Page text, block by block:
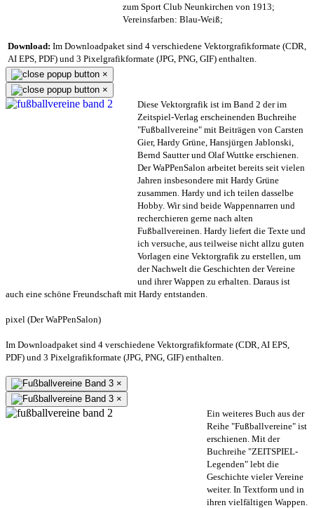
zum Sport Club Neunkirchen von 1913;
Vereinsfarben: Blau-Weiß;
Download: Im Downloadpaket sind 4 verschiedene Vektorgrafikformate (CDR,
AI EPS, PDF) und 3 Pixelgrafikformate (JPG, PNG, GIF) enthalten.
×
×
Diese Vektorgrafik ist im Band 2 der im
Zeitspiel-Verlag erscheinenden Buchreihe
"Fußballvereine" mit Beiträgen von Carsten
Gier, Hardy Grüne, Hansjürgen Jablonski,
Bernd Sautter und Olaf Wuttke erschienen.
Der WaPPenSalon arbeitet bereits seit vielen
Jahren insbesondere mit Hardy Grüne
zusammen. Hardy und ich teilen dasselbe
Hobby. Wir sind beide Wappennarren und
recherchieren gerne nach alten
Fußballvereinen. Hardy liefert die Texte und
ich versuche, aus teilweise nicht allzu guten
Vorlagen eine Vektorgrafik zu erstellen, um
der Nachwelt die Geschichten der Vereine
und ihrer Wappen zu erhalten. Daraus ist
auch eine schöne Freundschaft mit Hardy entstanden.
pixel (Der WaPPenSalon)
Im Downloadpaket sind 4 verschiedene Vektorgrafikformate (CDR, AI EPS,
PDF) und 3 Pixelgrafikformate (JPG, PNG, GIF) enthalten.
×
×
Ein weiteres Buch aus der
Reihe "Fußballvereine" ist
erschienen. Mit der
Buchreihe "ZEITSPIEL-
Legenden" lebt die
Geschichte vieler Vereine
weiter. In Textform und in
ihren vielfältigen Wappen.